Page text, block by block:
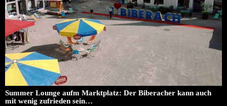
Summer Lounge aufm Marktplatz: Der Biberacher kann auch
mit wenig zufrieden sein…